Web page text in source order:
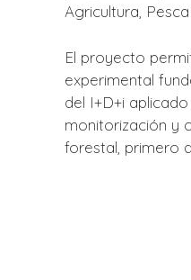
Agricultura,
El proyecto
experimental
del I+D+i
monitorización y
forestal, primero